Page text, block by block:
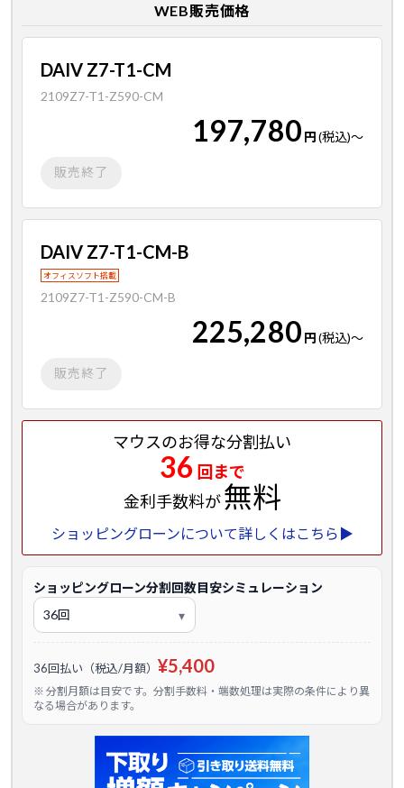
WEB販売価格
DAIV Z7-T1-CM
2109Z7-T1-Z590-CM
197,780 円(税込)～
販売終了
DAIV Z7-T1-CM-B
オフィスソフト搭載
2109Z7-T1-Z590-CM-B
225,280 円(税込)～
販売終了
マウスのお得な分割払い
36 回まで
金利手数料が無料
ショッピングローンについて詳しくはこちら▶
ショッピングローン分割回数目安シミュレーション
36回払い（税込/月額） ¥5,400
※ 分割月額は目安です。分割手数料・端数処理は実際の条件により異
なる場合があります。